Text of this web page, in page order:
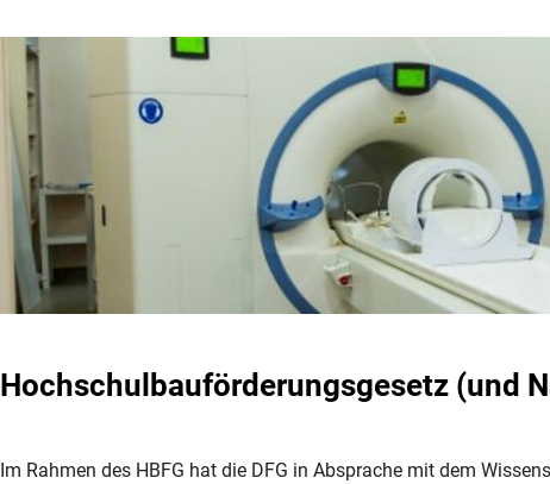
Hochschulbauförderungsgesetz (und
Im Rahmen des HBFG hat die DFG in Absprache mit dem